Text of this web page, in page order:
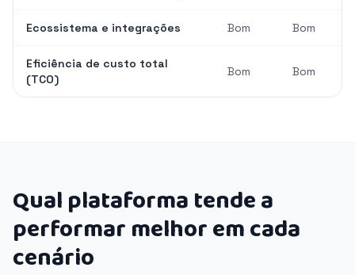
Ecossistema e integrações Bom Bom
Eficiência de custo total
(TCO)
Bom Bom
Qual plataforma tende a
performar melhor em cada
cenário